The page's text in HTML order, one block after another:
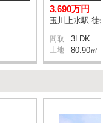
3,690万円
玉川上水駅 徒
間取 3LDK
土地 80.90㎡